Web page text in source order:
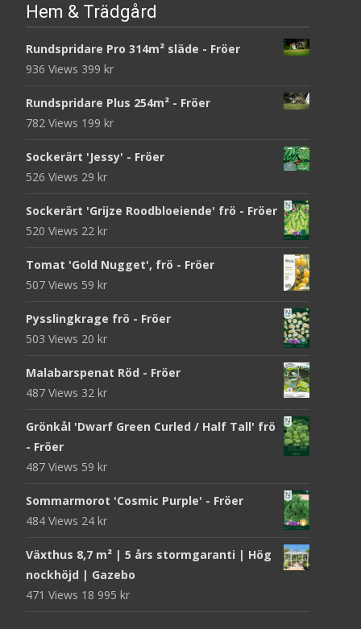
Hem & Trädgård
Rundspridare Pro 314m² släde - Fröer
936 Views 399 kr
Rundspridare Plus 254m² - Fröer
782 Views 199 kr
Sockerärt 'Jessy' - Fröer
526 Views 29 kr
Sockerärt 'Grijze Roodbloeiende' frö - Fröer
520 Views 22 kr
Tomat 'Gold Nugget', frö - Fröer
507 Views 59 kr
Pysslingkrage frö - Fröer
503 Views 20 kr
Malabarspenat Röd - Fröer
487 Views 32 kr
Grönkål 'Dwarf Green Curled / Half Tall' frö
- Fröer
487 Views 59 kr
Sommarmorot 'Cosmic Purple' - Fröer
484 Views 24 kr
Växthus 8,7 m² | 5 års stormgaranti | Hög
nockhöjd | Gazebo
471 Views 18 995 kr